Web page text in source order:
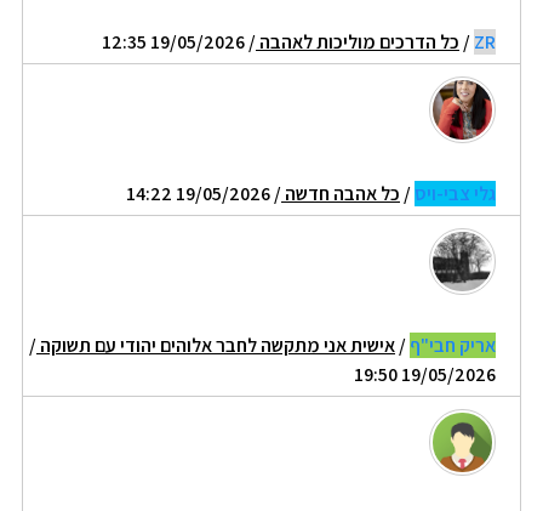
ZR
/ כל הדרכים מוליכות לאהבה/ 19/05/2026 12:35
גלי צבי-ויס/ כל אהבה חדשה/ 19/05/2026 14:22
אריק חבי"ף/אישית אני מתקשה לחבר אלוהים יהודי עם תשוקה/
19/05/2026 19:50